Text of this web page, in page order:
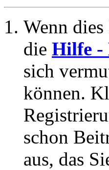
Wenn
die Hilfe -
sich
können.
schon
aus, das